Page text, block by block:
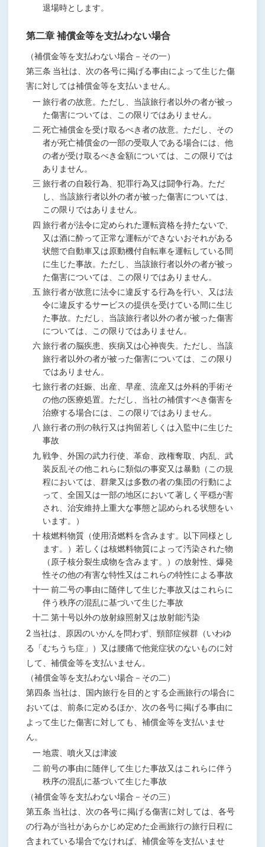
退場時とします。
第二章 補償金等を支払わない場合
（補償金等を支払わない場合－その一）
第三条 当社は、次の各号に掲げる事由によって生じた傷
害に対しては補償金等を支払いません。
一 旅行者の故意。ただし、当該旅行者以外の者が被っ
た傷害については、この限りではありません。
二 死亡補償金を受け取るべき者の故意。ただし、その
者が死亡補償金の一部の受取人である場合には、他
の者が受け取るべき金額については、この限りでは
ありません。
三 旅行者の自殺行為、犯罪行為又は闘争行為。ただ
し、当該旅行者以外の者が被った傷害については、
この限りではありません。
四 旅行者が法令に定められた運転資格を持たないで、
又は酒に酔って正常な運転ができないおそれがある
状態で自動車又は原動機付自転車を運転している間
に生じた事故。ただし、当該旅行者以外の者が被っ
た傷害については、この限りではありません。
五 旅行者が故意に法令に違反する行為を行い、又は法
令に違反するサービスの提供を受けている間に生じ
た事故。ただし、当該旅行者以外の者が被った傷害
については、この限りではありません。
六 旅行者の脳疾患、疾病又は心神喪失。ただし、当該
旅行者以外の者が被った傷害については、この限り
ではありません。
七 旅行者の妊娠、出産、早産、流産又は外科的手術そ
の他の医療処置。ただし、当社の補償すべき傷害を
治療する場合には、この限りではありません。
八 旅行者の刑の執行又は拘留若しくは入監中に生じた
事故
九 戦争、外国の武力行使、革命、政権奪取、内乱、武
装反乱その他これらに類似の事変又は暴動（この規
程においては、群衆又は多数の者の集団の行動によ
って、全国又は一部の地区において著しく平穏が害
され、治安維持上重大な事態と認められる状態をい
います。）
十 核燃料物質（使用済燃料を含みます。以下同様とし
ます。）若しくは核燃料物質によって汚染された物
（原子核分裂生成物を含みます。）の放射性、爆発
性その他の有害な特性又はこれらの特性による事故
十一 前二号の事由に随伴して生じた事故又はこれらに
伴う秩序の混乱に基づいて生じた事故
十二 第十号以外の放射線照射又は放射能汚染
2 当社は、原因のいかんを問わず、頸部症候群（いわゆ
る「むちうち症」）又は腰痛で他覚症状のないものに対
して、補償金等を支払いません。
（補償金等を支払わない場合－その二）
第四条 当社は、国内旅行を目的とする企画旅行の場合に
おいては、前条に定めるほか、次の各号に掲げる事由に
よって生じた傷害に対しても、補償金等を支払いませ
ん。
一 地震、噴火又は津波
二 前号の事由に随伴して生じた事故又はこれらに伴う
秩序の混乱に基づいて生じた事故
（補償金等を支払わない場合－その三）
第五条 当社は、次の各号に掲げる傷害に対しては、各号
の行為が当社があらかじめ定めた企画旅行の旅行日程に
含まれている場合でなければ、補償金等を支払いませ